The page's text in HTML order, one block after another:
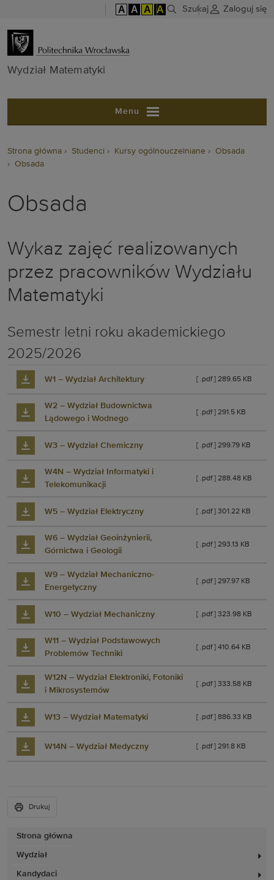
A A A A Szukaj Zaloguj się
Wydział
Wydział Matematyki
Menu
Strona główna
Wydział
Kandydaci
Strona główna Studenci Kursy ogólnouczelniane
Obsada
Obsada
Obsada
Wykaz zajęć realizowanych
przez pracowników Wydziału
Matematyki
Semestr letni roku akademickiego
2025/2026
W1 – Wydział Architektury [ .pdf ] 289.65 KB
W2 – Wydział Budownictwa
Lądowego i Wodnego
[ .pdf ] 291.5 KB
W3 – Wydział Chemiczny [ .pdf ] 299.79 KB
W4N – Wydział Informatyki i
Telekomunikacji
[ .pdf ] 288.48 KB
W5 – Wydział Elektryczny [ .pdf ] 301.22 KB
W6 – Wydział Geoinżynierii,
Górnictwa i Geologii
[ .pdf ] 293.13 KB
W9 – Wydział Mechaniczno-
Energetyczny
[ .pdf ] 297.97 KB
W10 – Wydział Mechaniczny [ .pdf ] 323.98 KB
W11 – Wydział Podstawowych
Problemów Techniki
[ .pdf ] 410.64 KB
W12N – Wydział Elektroniki, Fotoniki
i Mikrosystemów
[ .pdf ] 333.58 KB
W13 – Wydział Matematyki [ .pdf ] 886.33 KB
W14N – Wydział Medyczny [ .pdf ] 291.8 KB
Drukuj